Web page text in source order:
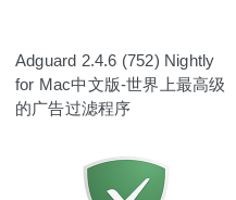
Adguard 2.4.6 (752) Nightly
for Mac中文版-世界上最高级
的广告过滤程序